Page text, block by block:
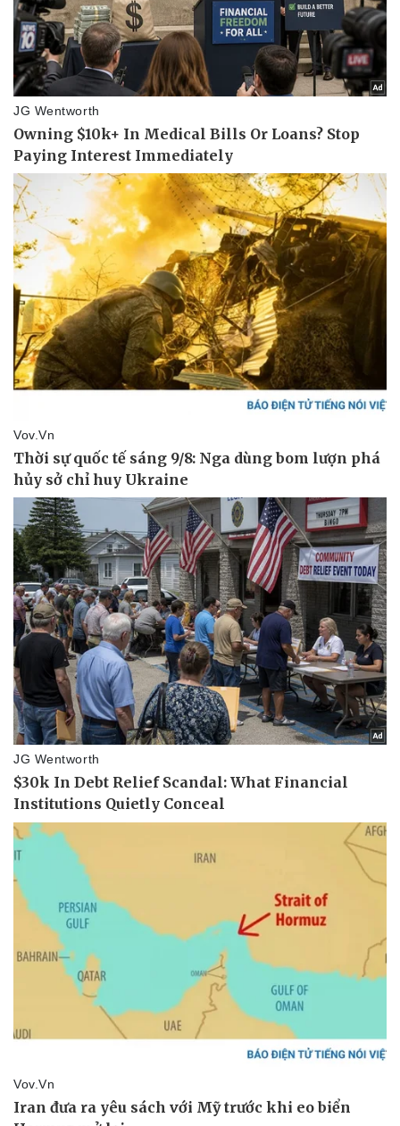
Pháp luật
Vụ án
Tin nóng
Tư vấn luật
Quân sự - Quốc phòng
Vũ khí
Việt Nam
Phân tích